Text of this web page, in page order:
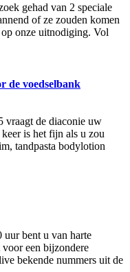
gehad van 2 speciale
of ze zouden komen
onze uitnodiging. Vol
de voedselbank
vraagt de diaconie uw
is het fijn als u zou
tandpasta bodylotion
uur bent u van harte
een bijzondere
bekende nummers uit de